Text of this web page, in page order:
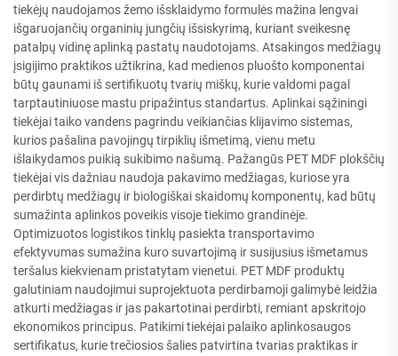
tiekėjų naudojamos žemo išsklaidymo formulės mažina lengvai
išgaruojančių organinių jungčių išsiskyrimą, kuriant sveikesnę
patalpų vidinę aplinką pastatų naudotojams. Atsakingos medžiagų
įsigijimo praktikos užtikrina, kad medienos pluošto komponentai
būtų gaunami iš sertifikuotų tvarių miškų, kurie valdomi pagal
tarptautiniuose mastu pripažintus standartus. Aplinkai sąžiningi
tiekėjai taiko vandens pagrindu veikiančias klijavimo sistemas,
kurios pašalina pavojingų tirpiklių išmetimą, vienu metu
išlaikydamos puikią sukibimo našumą. Pažangūs PET MDF plokščių
tiekėjai vis dažniau naudoja pakavimo medžiagas, kuriose yra
perdirbtų medžiagų ir biologiškai skaidomų komponentų, kad būtų
sumažinta aplinkos poveikis visoje tiekimo grandinėje.
Optimizuotos logistikos tinklų pasiekta transportavimo
efektyvumas sumažina kuro suvartojimą ir susijusius išmetamus
teršalus kiekvienam pristatytam vienetui. PET MDF produktų
galutiniam naudojimui suprojektuota perdirbamoji galimybė leidžia
atkurti medžiagas ir jas pakartotinai perdirbti, remiant apskritojo
ekonomikos principus. Patikimi tiekėjai palaiko aplinkosaugos
sertifikatus, kurie trečiosios šalies patvirtina tvarias praktikas ir